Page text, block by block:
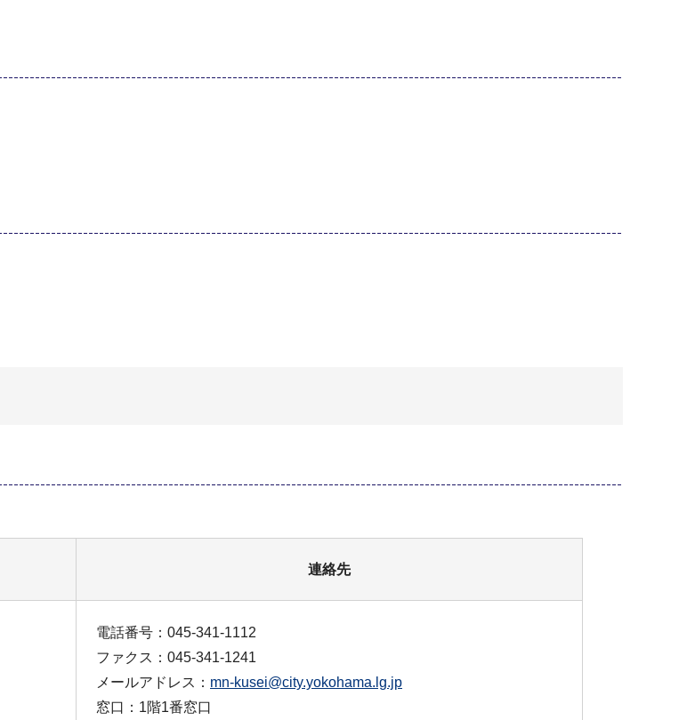
連絡先
電話番号：045-341-1112
ファクス：045-341-1241
メールアドレス： mn-kusei@city.yokohama.lg.jp
窓口：1階1番窓口